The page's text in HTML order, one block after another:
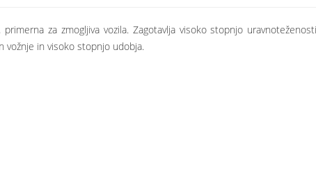
za zmogljiva vozila. Zagotavlja visoko stopnjo
vožnje in visoko stopnjo udobja.